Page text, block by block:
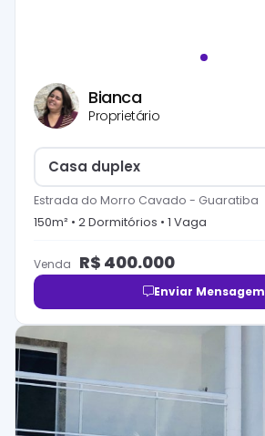
Bianca
Proprietário
Casa duplex
Estrada do Morro Cavado - Guaratiba
150m² • 2Dormitórios • 1 Vaga
Venda R$ 400.000
Enviar Mensagem